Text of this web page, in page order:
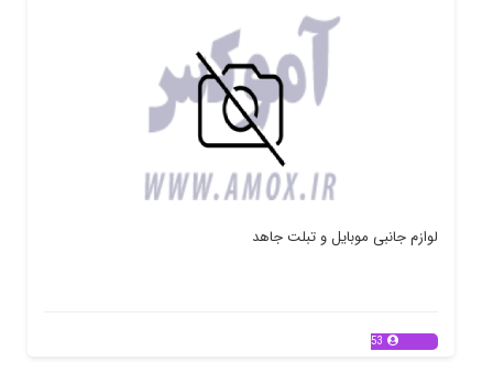
لوازم جانبی موبایل و تبلت جاهد
53